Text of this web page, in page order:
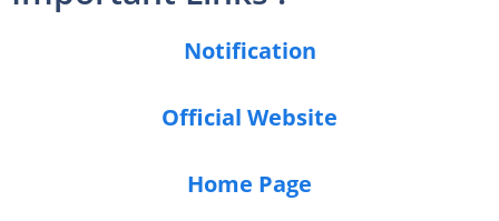
Notification
Official Website
Home Page